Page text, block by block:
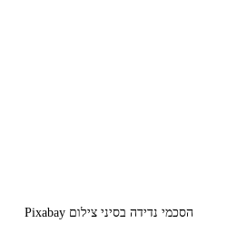
הסכמי נדידה בסיני צילום Pixabay